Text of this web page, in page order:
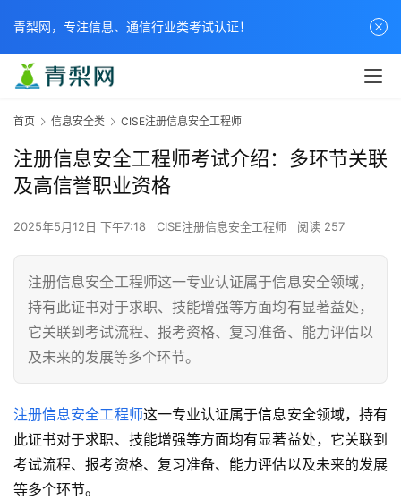
首页 信息安全类 CISE注册信息安全工程师
注册信息安全工程师考试介绍：多环节关联
及高信誉职业资格
2025年5月12日 下午7:18 CISE注册信息安全工程师 阅读 257
注册信息安全工程师这一专业认证属于信息安全领域，
持有此证书对于求职、技能增强等方面均有显著益处，
它关联到考试流程、报考资格、复习准备、能力评估以
及未来的发展等多个环节。
注册信息安全工程师这一专业认证属于信息安全领域，持有
此证书对于求职、技能增强等方面均有显著益处，它关联到
考试流程、报考资格、复习准备、能力评估以及未来的发展
等多个环节。
青梨网，专注信息、通信行业类考试认证！